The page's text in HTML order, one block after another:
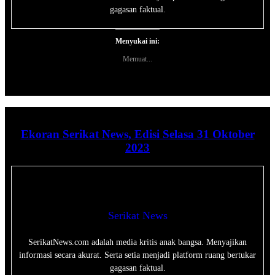
gagasan faktual.
Menyukai ini:
Memuat...
Ekoran Serikat News, Edisi Selasa 31 Oktober
2023
Serikat News
SerikatNews.com adalah media kritis anak bangsa. Menyajikan
informasi secara akurat. Serta setia menjadi platform ruang bertukar
gagasan faktual.